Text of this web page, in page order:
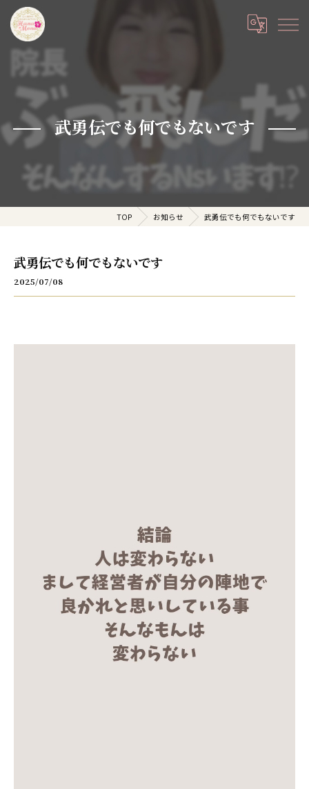
武勇伝でも何でもないです
TOP お知らせ 武勇伝でも何でもないです
武勇伝でも何でもないです
2025/07/08